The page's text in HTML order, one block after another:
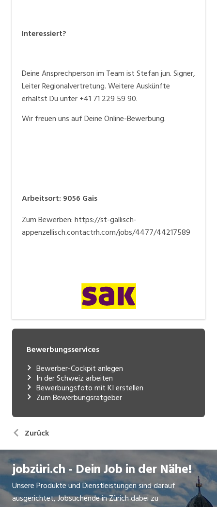
Interessiert?
Deine Ansprechperson im Team ist Stefan jun. Signer,
Leiter Regionalvertretung. Weitere Auskünfte
erhältst Du unter +41 71 229 59 90.
Wir freuen uns auf Deine Online-Bewerbung.
Arbeitsort: 9056 Gais
Zum Bewerben: https://st-gallisch-
appenzellisch.contactrh.com/jobs/4477/44217589
Bewerbungsservices
Bewerber-Cockpit anlegen
In der Schweiz arbeiten
Bewerbungsfoto mit KI erstellen
Zum Bewerbungsratgeber
Zurück
jobzüri.ch - Dein Job in der Nähe!
Unsere Produkte und Dienstleistungen sind darauf
ausgerichtet, Jobsuchende in Zürich dabei zu